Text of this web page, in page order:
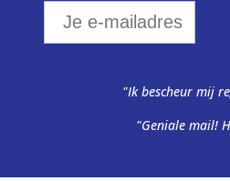
"Ik bescheur mij
"Geniale mail!